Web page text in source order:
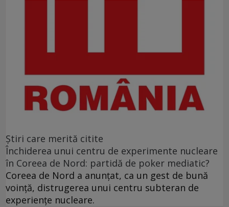
Ştiri care merită citite
Închiderea unui centru de experimente nucleare
în Coreea de Nord: partidă de poker mediatic?
Coreea de Nord a anunţat, ca un gest de bună
voinţă, distrugerea unui centru subteran de
experienţe nucleare.